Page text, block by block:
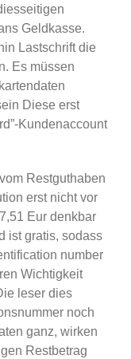
Geldkasse.
Lastschrift die
Es müssen
Diese erst
Kundenaccount
Restguthaben
erst nicht vor
Eur denkbar
ist gratis, sodass
number
Wichtigkeit
leser dies
noch
ganz, wirken
Restbetrag